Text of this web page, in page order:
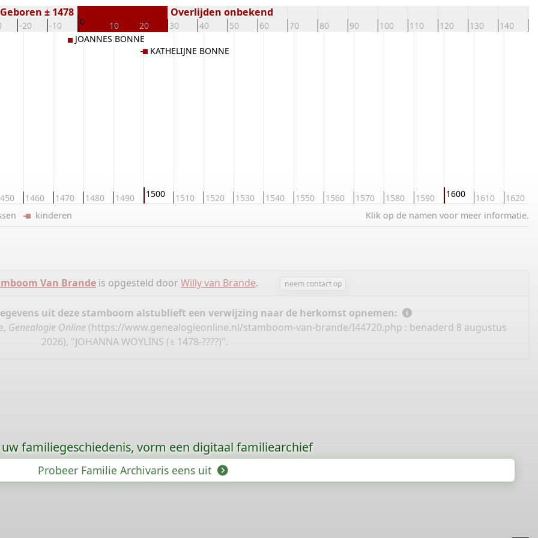
-20 -10 0 10 20 30 40 50 60 70 80 90 100 110 120 130 140
Geboren ± 1478 Overlijden onbekend
1460 1470 1480 1490 1500 1510 1520 1530 1540 1550 1560 1570 1580 1590 1600 1610 1620
JOANNES BONNE
KATHELIJNE BONNE
Klik op de namen voor meer informatie.
kinderen
Van Brandeis opgesteld door Willy van Brande. neem contact op
uit deze stamboom alstublieft een verwijzing naar de herkomst opnemen:
Genealogie Online (https://www.genealogieonline.nl/stamboom-van-brande/I44720.php : benaderd 8 augustus
2026), "JOHANNA WOYLINS (± 1478-????)".
uw familiegeschiedenis, vorm een digitaal familiearchief
Probeer Familie Archivaris eens uit